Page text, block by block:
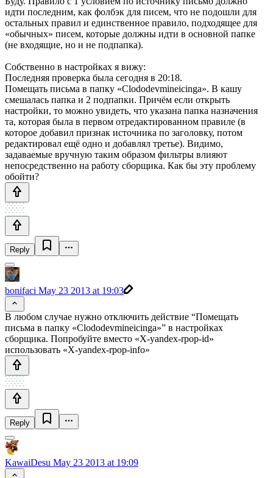
идти последним, как фолбэк для писем, что не подошли для
остальных правил и единственное правило, подходящее для
«обычных» писем, которые должны идти в основной папке
(не входящие, но и не подпапка).
Собственно в настройках я вижу:
Последняя проверка была сегодня в 20:18.
Помещать письма в папку «Clododevmineicinga». В кашу
смешалась папка и 2 подпапки. Причём если открыть
настройки, то можно увидеть, что указана папка назначения
та, которая была в первом отредактированном правиле (в
которое добавил признак источника по заголовку, потом
редактировал ещё одно и добавлял третье). Видимо,
задаваемые вручную таким образом фильтры влияют
непосредственно на работу сборщика. Как бы эту проблему
обойти?
Reply
bonifaci May 23 2013 at 19:03
В любом случае нужно отключить действие “Помещать
письма в папку «Clododevmineicinga»” в настройках
сборщика. Попробуйте вместо «X-yandex-rpop-id»
использовать «X-yandex-rpop-info»
Reply
KawaiDesu May 23 2013 at 19:09